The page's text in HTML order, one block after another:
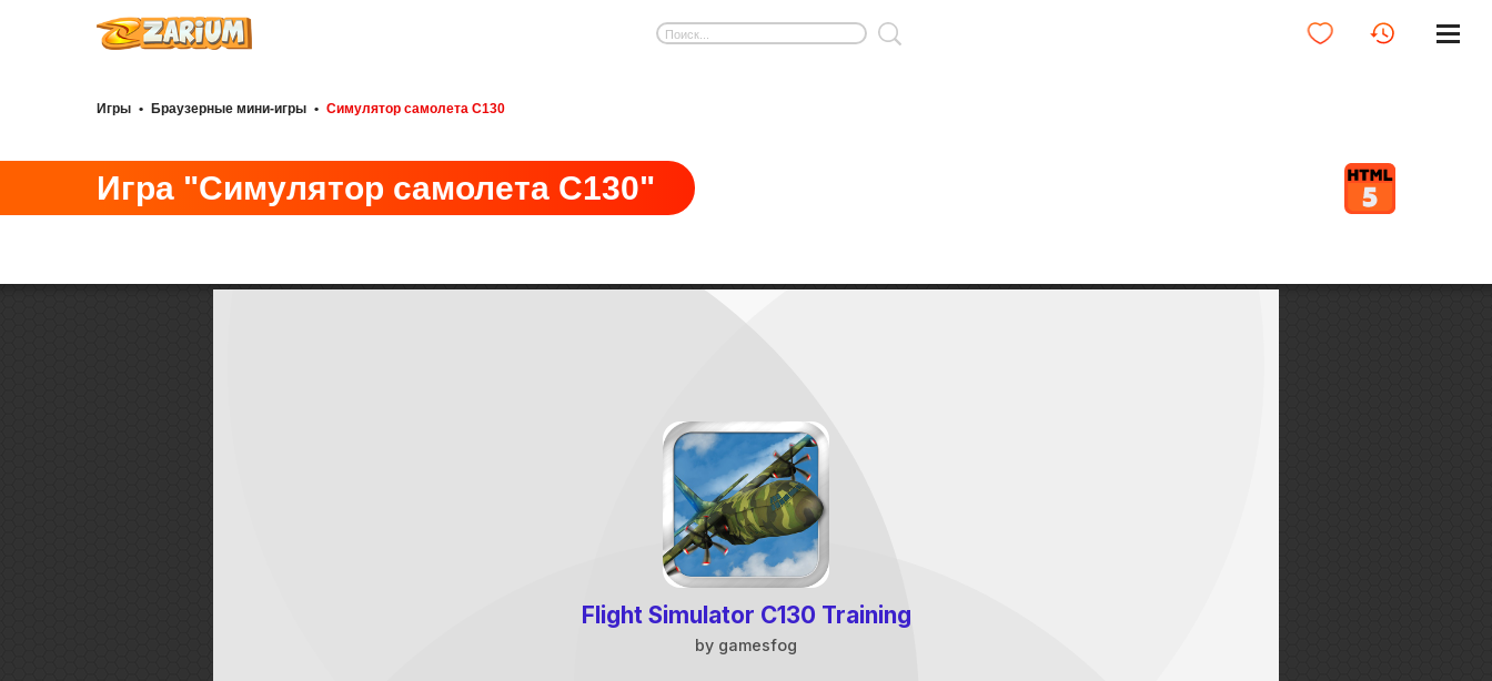
Игры • Браузерные мини-игры • Симулятор самолета C130
Игра "Симулятор самолета C130"